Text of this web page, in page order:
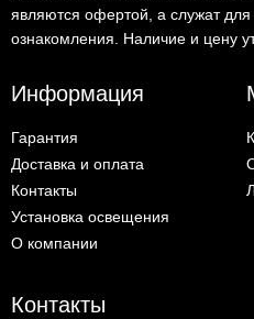
являются офертой, а служат для
ознакомления. Наличие и цену
Информация
Гарантия
Доставка и оплата
Контакты
Установка освещения
О компании
Контакты